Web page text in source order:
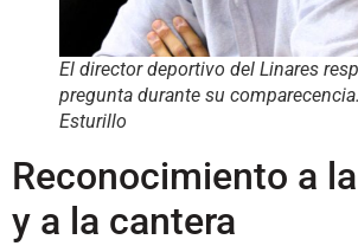
El director deportivo del Linares
pregunta durante su
Esturillo
Reconocimiento a
y a la cantera